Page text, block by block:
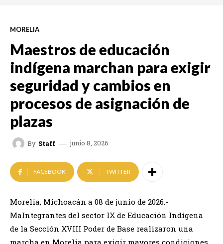
MORELIA
Maestros de educación
indígena marchan para exigir
seguridad y cambios en
procesos de asignación de
plazas
By Staff junio 8, 2026
FACEBOOK TWITTER
Morelia, Michoacán a 08 de junio de 2026.-
MaIntegrantes del sector IX de Educación Indígena
de la Sección XVIII Poder de Base realizaron una